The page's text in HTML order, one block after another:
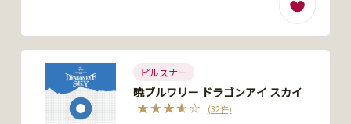
ピルスナー
暁ブルワリー ドラゴンアイ スカイ
(32件)